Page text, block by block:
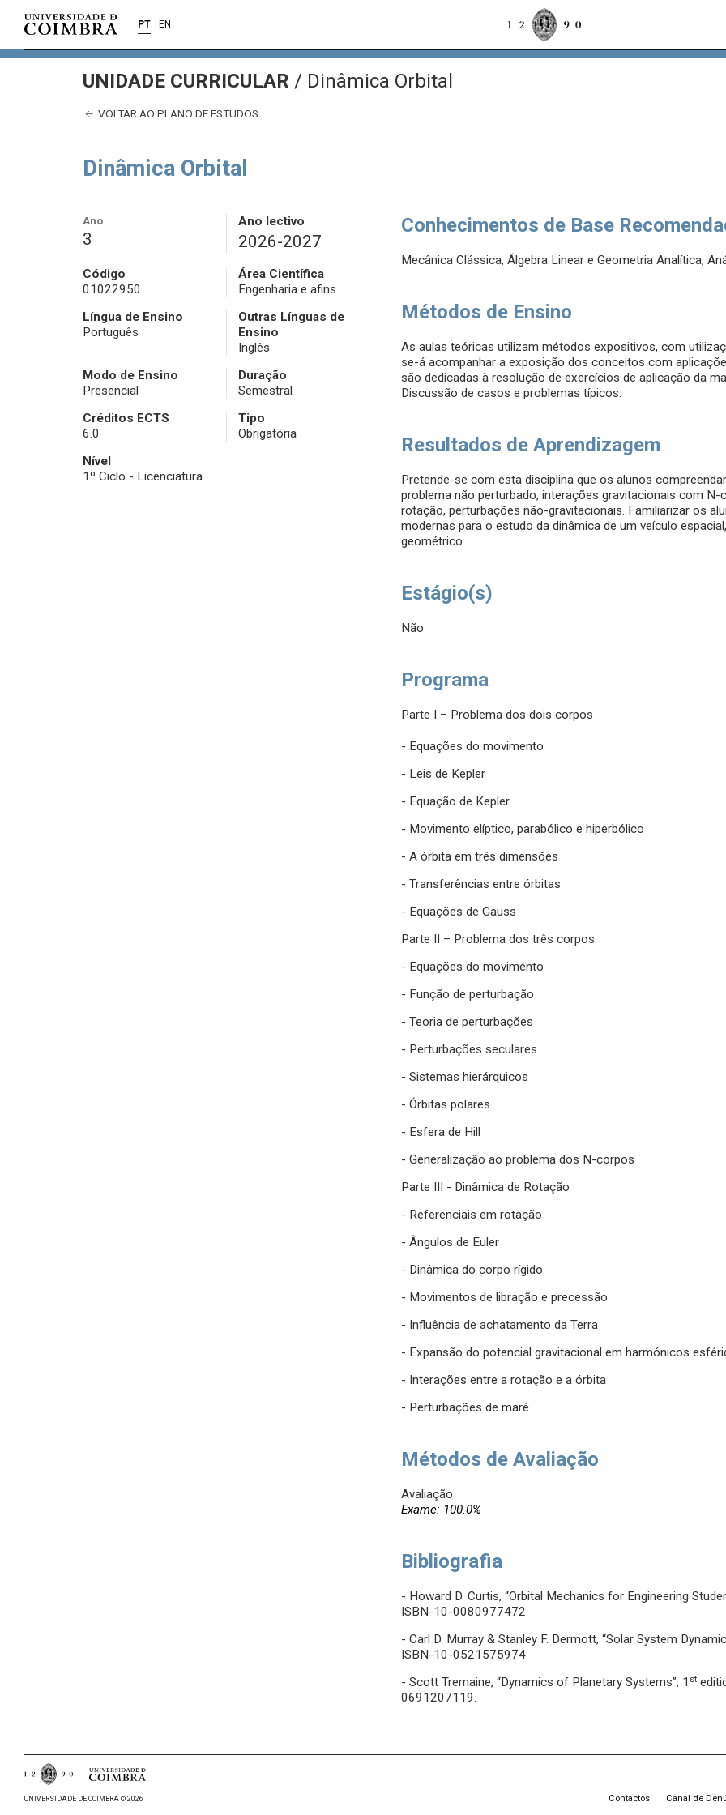
PT EN
UNIDADE CURRICULAR / Dinâmica Orbital
VOLTAR AO PLANO DE ESTUDOS
Dinâmica Orbital
Ano
3
Ano lectivo
2026-2027
Código
01022950
Área Científica
Engenharia e afins
Língua de Ensino
Português
Outras Línguas de
Ensino
Inglês
Modo de Ensino
Presencial
Duração
Semestral
Créditos ECTS
6.0
Tipo
Obrigatória
Nível
1º Ciclo - Licenciatura
Conhecimentos de Base
Mecânica Clássica, Álgebra Linear e Geometria Analítica,
Métodos de Ensino
As aulas teóricas utilizam métodos expositivos, com
se-á acompanhar a exposição dos conceitos com
são dedicadas à resolução de exercícios de aplicação da
Discussão de casos e problemas típicos.
Resultados de Aprendizagem
Pretende-se com esta disciplina que os alunos
problema não perturbado, interações gravitacionais com
rotação, perturbações não-gravitacionais. Familiarizar os
modernas para o estudo da dinâmica de um veículo
geométrico.
Estágio(s)
Não
Programa
Parte I – Problema dos dois corpos
- Equações do movimento
- Leis de Kepler
- Equação de Kepler
- Movimento elíptico, parabólico e hiperbólico
- A órbita em três dimensões
- Transferências entre órbitas
- Equações de Gauss
Parte II – Problema dos três corpos
- Equações do movimento
- Função de perturbação
- Teoria de perturbações
- Perturbações seculares
- Sistemas hierárquicos
- Órbitas polares
- Esfera de Hill
- Generalização ao problema dos N-corpos
Parte III - Dinâmica de Rotação
- Referenciais em rotação
- Ângulos de Euler
- Dinâmica do corpo rígido
- Movimentos de libração e precessão
- Influência de achatamento da Terra
- Expansão do potencial gravitacional em harmónicos
- Interações entre a rotação e a órbita
- Perturbações de maré.
Métodos de Avaliação
Avaliação
Exame: 100.0%
Bibliografia
- Howard D. Curtis, “Orbital Mechanics for Engineering
ISBN-10-0080977472
- Carl D. Murray & Stanley F. Dermott, “Solar System
ISBN-10-0521575974
- Scott Tremaine, “Dynamics of Planetary Systems”, 1 st
0691207119.
UNIVERSIDADE DE COIMBRA © 2026 Contactos Canal de